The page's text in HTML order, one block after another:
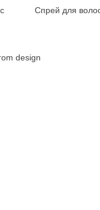
Спрей для